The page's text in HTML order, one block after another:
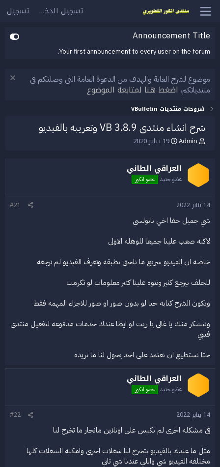
تسجيل الدخول تسجيل
Announcement Title
Your first announcement to every user on the forum.
موضوع لشرح الغاية والهدف من الدعوة العامة التي وصلتكم في
منتدياتكم، اضغط هنا لمتابعة الموضوع
شروحات منتديات VBulletin
شرح انشاء منتدى VB 3.8.9 وتعريبه بالفيديو
ب
ئ
ل
و
ض
و
Admin
ت
خ
ا
ء
19 يناير 2020
العراقي الطائي
عضو جديد عضو انكور
14 يناير 2022
#21
شي جميل حقا اخي نابولسي
لاكنه صعب علينا جميعا للوهله الاولى
خاصه ان الفيديو سريع ما نلحق نطبقه وتعرف الفيديو لم ترجعه
للخلف بيرجع كثير وتتوه علينا كثير معلومات لو تكرمت
ويكون الشرح كتابه حتا لو بدون صور او صور للاجزاء المهمه فقط
ونتشكر منك يا غالي يا ريت لو ايظا عندك خدمات مدفوعه لتفعيل منتدى
فيبي
حتا نستطيع ان نعتمد على احد يحول لنا ما نريده
العراقي الطائي
عضو جديد عضو انكور
14 يناير 2022
#22
في مشكله اخرى لم نكبس على اونلاين مانجار ما تخرج لنا
مثل ما عندك بالفيديو بتخرج لنا شغلات اخرى وامكنه الشغلات كلها
مختلفه الفيديو شي واللي عندنا شي تاني